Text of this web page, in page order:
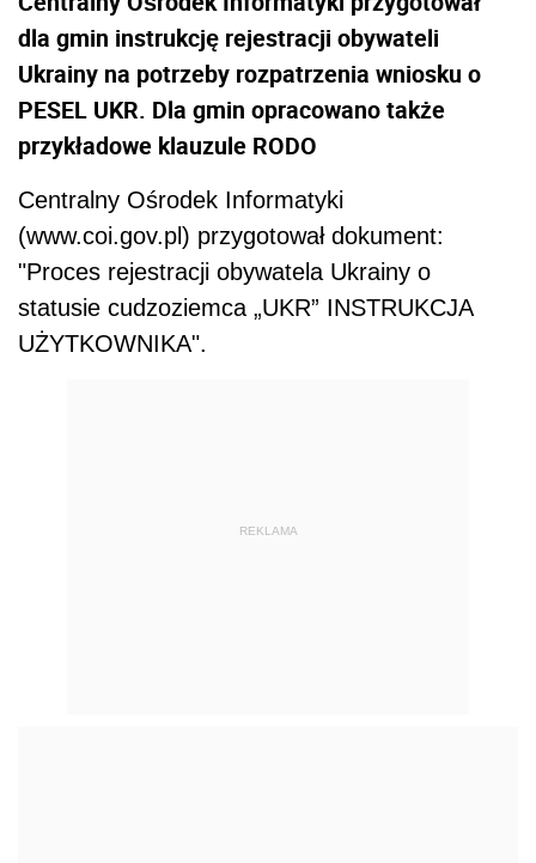
dla gmin instrukcję rejestracji obywateli
Ukrainy na potrzeby rozpatrzenia wniosku o
PESEL UKR. Dla gmin opracowano także
przykładowe klauzule RODO
Centralny Ośrodek Informatyki
(www.coi.gov.pl) przygotował dokument:
"Proces rejestracji obywatela Ukrainy o
statusie cudzoziemca „UKR” INSTRUKCJA
UŻYTKOWNIKA".
REKLAMA